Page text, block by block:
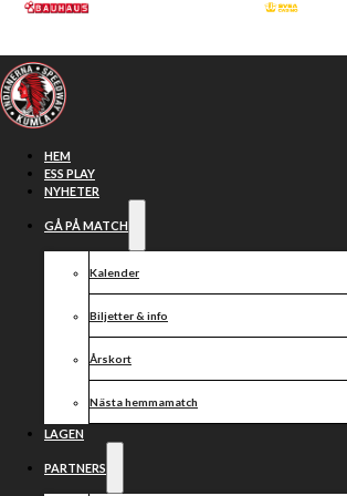
Hoppa till huvudinnehåll
HEM
ESS PLAY
NYHETER
GÅ PÅ MATCH
Kalender
Biljetter & info
Årskort
Nästa hemmamatch
LAGEN
PARTNERS
Tai Woffinden